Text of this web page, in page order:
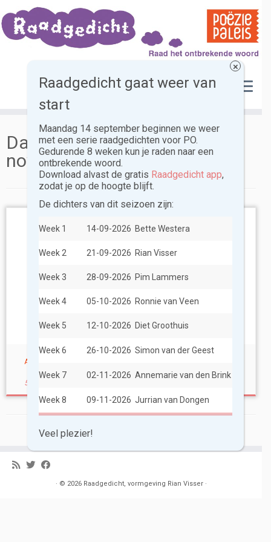
to
content
Dagelijkse archieven:5
november 2018
Aan tafel – Mieke van Hooft
5 november 2018
· © 2026 Raadgedicht, vormgeving Rian Visser·
Raadgedicht gaat weer van
start
Maandag 14 september beginnen we weer
met een serie raadgedichten voor PO.
Gedurende 8 weken kun je raden naar een
ontbrekende woord.
Download alvast de gratis Raadgedicht app,
zodat je op de hoogte blijft.
De dichters van dit seizoen zijn:
Week 1 14-09-2026 Bette Westera
Week 2 21-09-2026 Rian Visser
Week 3 28-09-2026 Pim Lammers
Week 4 05-10-2026 Ronnie van Veen
Week 5 12-10-2026 Diet Groothuis
Week 6 26-10-2026 Simon van der Geest
Week 7 02-11-2026 Annemarie van den Brink
Week 8 09-11-2026 Jurrian van Dongen
Veel plezier!
×